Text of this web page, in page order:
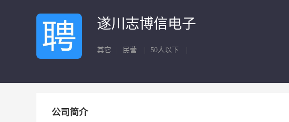
遂川志博信电子
其它 民营 50人以下
公司简介